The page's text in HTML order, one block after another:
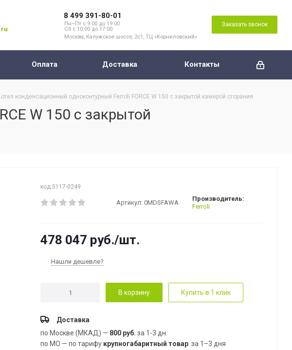
8 499 391-80-01
Пн–Пт с 9:00 до 19:00
Сб с 10:00 до 17:00
Москва, Калужское шоссе, 2с1, ТЦ «Корниловский»
Заказать звонок
Оплата Доставка Контакты
конденсационный одноконтурный Ferroli FORCE W 150 с закрытой камерой сгорания
W 150 с закрытой
код 5117-0249
Артикул: 0MDSFAWA
Производитель:
Ferroli
478 047 руб./шт.
Нашли дешевле?
В корзину Купить в 1 клик
Доставка
по Москве (МКАД) — 800 руб. за 1-3 дн.
по МО — по тарифу крупногабаритный товар за 1–3 дня